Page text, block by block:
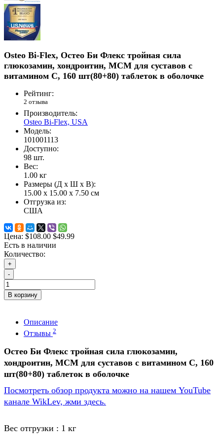
Osteo Bi-Flex, Остео Би Флекс тройная сила
глюкозамин, хондроитин, МСМ для суставов с
витамином C, 160 шт(80+80) таблеток в оболочке
Рейтинг:
2 отзыва
Производитель:
Osteo Bi-Flex, USA
Модель:
101001113
Доступно:
98 шт.
Вес:
1.00 кг
Размеры (Д x Ш x В):
15.00 x 15.00 x 7.50 см
Отгрузка из:
США
Цена: $108.00 $49.99
Есть в наличии
Количество:
+
-
В корзину
Описание
Отзывы 2
Остео Би Флекс тройная сила глюкозамин,
хондроитин, МСМ для суставов с витамином C, 160
шт(80+80) таблеток в оболочке
Посмотреть обзор продукта можно на нашем YouTube
канале WikLev, жми здесь.
Вес отгрузки : 1 кг